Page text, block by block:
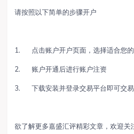
请按照以下简单的步骤开户
1. 点击账户开户页面 ，选择适合您
2. 账户开通后进行账户注资
3. 下载安装并登录交易平台即可交易
欲了解更多嘉盛汇评精彩文章，欢迎关